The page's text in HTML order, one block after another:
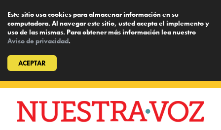
Este sitio usa cookies para almacenar información en su
computadora. Al navegar este sitio, usted acepta el implemento y
uso de las mismas. Para obtener más información lea nuestro
Aviso de privacidad.
ACEPTAR
content